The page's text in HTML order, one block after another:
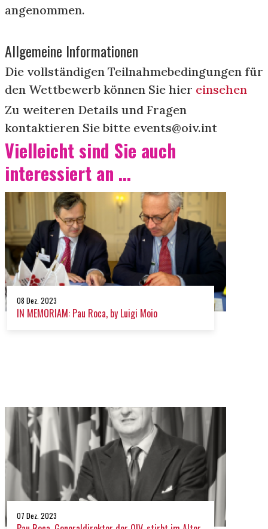
angenommen.
Allgemeine Informationen
Die vollständigen Teilnahmebedingungen für
den Wettbewerb können Sie hier einsehen
Zu weiteren Details und Fragen
kontaktieren Sie bitte events@oiv.int
Vielleicht sind Sie auch
interessiert an ...
08 Dez. 2023
IN MEMORIAM: Pau Roca, by Luigi Moio
07 Dez. 2023